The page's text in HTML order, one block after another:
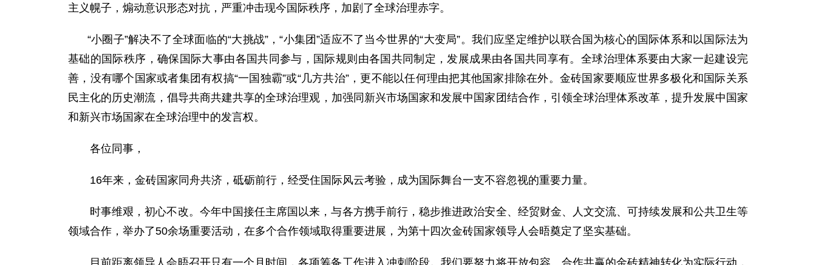
主义幌子，煽动意识形态对抗，严重冲击现今国际秩序，加剧了全球治理赤字。
“小圈子”解决不了全球面临的“大挑战”，“小集团”适应不了当今世界的“大变局”。我们应坚定维护以联合国为核心的国际体系和以国际法为
基础的国际秩序，确保国际大事由各国共同参与，国际规则由各国共同制定，发展成果由各国共同享有。全球治理体系要由大家一起建设完
善，没有哪个国家或者集团有权搞“一国独霸”或“几方共治”，更不能以任何理由把其他国家排除在外。金砖国家要顺应世界多极化和国际关系
民主化的历史潮流，倡导共商共建共享的全球治理观，加强同新兴市场国家和发展中国家团结合作，引领全球治理体系改革，提升发展中国家
和新兴市场国家在全球治理中的发言权。
各位同事，
16年来，金砖国家同舟共济，砥砺前行，经受住国际风云考验，成为国际舞台一支不容忽视的重要力量。
时事维艰，初心不改。今年中国接任主席国以来，与各方携手前行，稳步推进政治安全、经贸财金、人文交流、可持续发展和公共卫生等
领域合作，举办了50余场重要活动，在多个合作领域取得重要进展，为第十四次金砖国家领导人会晤奠定了坚实基础。
目前距离领导人会晤召开只有一个月时间，各项筹备工作进入冲刺阶段。我们要努力将开放包容、合作共赢的金砖精神转化为实际行动，